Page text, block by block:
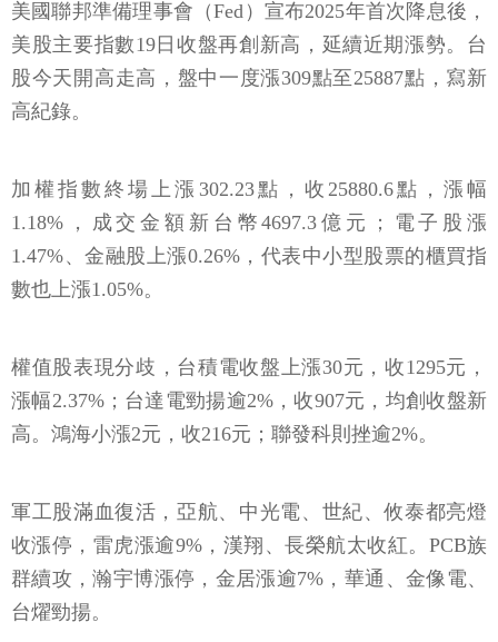
美國聯邦準備理事會（Fed）宣布2025年首次降息後，
美股主要指數19日收盤再創新高，延續近期漲勢。台
股今天開高走高，盤中一度漲309點至25887點，寫新
高紀錄。
加權指數終場上漲302.23點，收25880.6點，漲幅
1.18%，成交金額新台幣4697.3億元；電子股漲
1.47%、金融股上漲0.26%，代表中小型股票的櫃買指
數也上漲1.05%。
權值股表現分歧，台積電收盤上漲30元，收1295元，
漲幅2.37%；台達電勁揚逾2%，收907元，均創收盤新
高。鴻海小漲2元，收216元；聯發科則挫逾2%。
軍工股滿血復活，亞航、中光電、世紀、攸泰都亮燈
收漲停，雷虎漲逾9%，漢翔、長榮航太收紅。PCB族
群續攻，瀚宇博漲停，金居漲逾7%，華通、金像電、
台燿勁揚。